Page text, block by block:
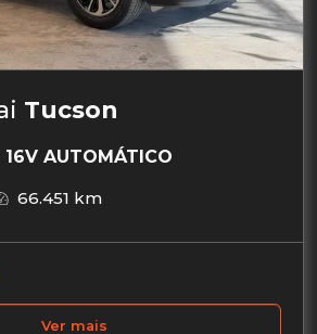
Tucson
16V AUTOMÁTICO
66.451 km
Ver mais